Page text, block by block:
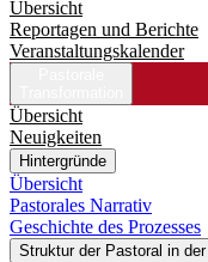
Übersicht
Reportagen und Berichte
Veranstaltungskalender
Übersicht
Neuigkeiten
Hintergründe
Übersicht
Pastorales Narrativ
Geschichte des Prozesses
Struktur der Pastoral in